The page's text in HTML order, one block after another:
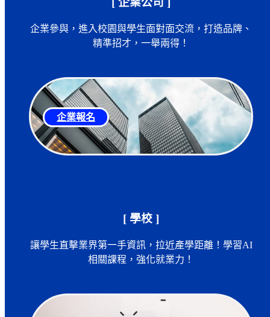
企業參與，進入校園與學生面對面交流，打造品牌、
精準招才，一舉兩得！
企業報名
[ 學校 ]
讓學生直擊業界第一手資訊，拉近產學距離！學習AI
相關課程，強化就業力！